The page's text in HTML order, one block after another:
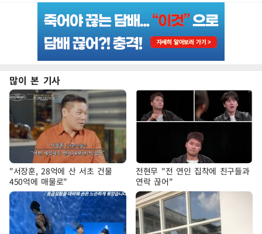
많이 본 기사
"서장훈, 28억에 산 서초 건물
450억에 매물로"
전현무 "전 연인 집착에 친구들과
연락 끊어"